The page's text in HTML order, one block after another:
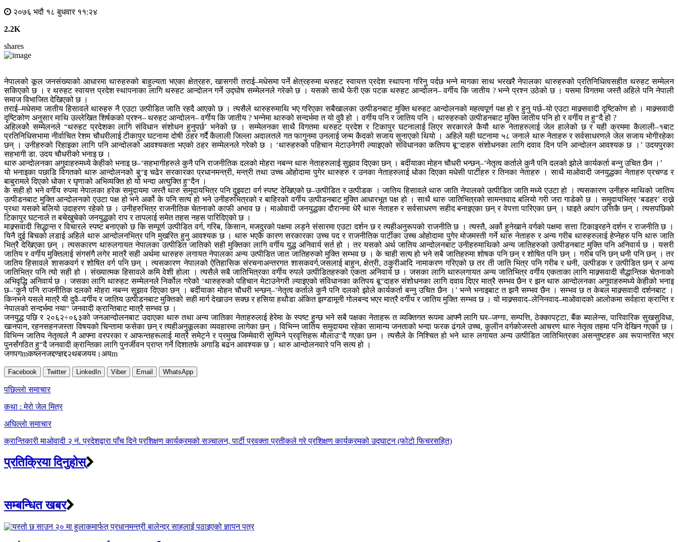
२०७६ भदौ १८ बुधवार ११:२४
2.2K
shares
नेपालको कूल जनसंख्याको आधारमा थारुहरुको बाहुल्यता भएका क्षेत्रहरु, खासगरी तराई–मधेसमा पर्ने क्षेत्रहरुमा थरुहट स्वायत्त प्रदेश स्थापना गरिनु पर्दछ भन्ने मागका साथ भरखरै नेपालका थारुहरुको प्रतिनिधित्वसहीत थरुहट सम्मेलन
सकिएको छ । र थरुहट स्वायत्त प्रदेश स्थापनाका लागि थरुहट आन्दोलन गर्ने उद्घोष सम्मेलनले गरेको छ । यसको साथै फेरी एक पटक थरुहट आन्दोलन– वर्गीय कि जातीय ? भन्ने प्रश्न उठेको छ । यसमा विगतमा जस्तै अहिले पनि नेपाली
समाज विभाजित देखिएको छ ।
तराई–मधेसमा जातीय हिसावले थारुहरु नै एउटा उत्पीडित जाति रहदै आएको छ । त्यसैले थारुहरुमाथि भए गरिएका सबैखालका उत्पीडनबाट मुक्ति थरुहट आन्दोलनको महत्वपूर्ण पक्ष हो र हुनु पर्छ–यो एउटा माक्र्सवादी दृष्टिकोण हो । माक्र्सवादी
दृष्टिकोण अनुसार माथि उल्लेखित शिर्षकको प्रश्न– थरुहट आन्दोलन– वर्गीय कि जातीय ? भन्नेमा थारुको सन्दर्भमा त यो दुवै हो । वर्गीय पनि र जातिय पनि । थारुहरुको उत्पीडनबाट मुक्ति जातीय पनि हो र वर्गीय त हु“दै हो ?
अहिलकोे सम्मेलनले “थरुहट प्रदेशका लागि संविधान संशोधन हुनुपर्छ’ भनेको छ । सम्मेलनका साथै विगतमा थरुहट प्रदेश र टिकापुर घटनालाई लिएर सरकारले कैयौ थारु नेताहरुलाई जेल हालेको छ र यही क्रममा कैलाली–१बाट
प्रतिनिधिसभामा नीर्वाचित रेशम चौधरीलाई टीकापुर घटनामा दोषी ठहर गर्दै कैलाली जिल्ला अदालतले गत फागुनमा उनलाई जन्म कैदको सजाय सुनाएको थियो । अहिले यही घटनामा ५८ जनाले थारु नेताहरु र सर्वसाधरणले जेल सजाय भोगीरहेका
छन् । उनीहरुको रिहाइका लागि पनि आन्दोलको आवश्यकता भएको ठहर सम्मेलनले गरेको छ । ‘थारुहरुको पहिचान मेटाउनेगरी ल्याइएको संविधानका कतिपय बू“दाहरु संशोधनका लागि दवाव दिन पनि आन्दोलन आवश्यक छ ।’ उदयपुरका
सहभागी डा. उदय चौधरीको भनाइ छ ।
थारु आन्दोलनका अगुवाहरुमध्ये केहीको भनाइ छ–‘सहभागीहरुले कुनै पनि राजनीतिक दलको मोहरा नबन्न थारु नेताहरुलाई सुझाव दिएका छन् । बर्दीयाका मोहन चौधरी भन्छन्–‘नेतृत्व कर्ताले कुनै पनि दलको झोले कार्यकर्ता बन्नु उचित छैन ।’
यो भनाइका पछाडि विगतको थारु आन्दोलनको बु“इ चढेर सरकारका प्रधानमन्त्री, मन्त्री तथा उच्च ओहोदामा पुगेर थारुहरु र उनका नेताहरुलाई धोका दिएका मधेसी पार्टीहरु र तिनका नेताहरु । साथै माओवादी जनयुद्धका नेताहरु प्रचण्ड र
बाबुरामले दिएको धोका र घृणाको अभिव्यक्ति हो यो भन्दा अत्युक्ति हु“दैन ।
के सही हो भने वर्गीय रुपमा नेपालका हरेक समुदायमा जस्तै थारु समुदायभित्र पनि दुइवटा वर्ग स्पष्ट देखिएको छ–उत्पीडित र उत्पीडक । जातिय हिसावले थारु जाति नेपालको उत्पीडित जाति मध्ये एउटा हो । त्यसकारण उनीहरु माथिको जातिय
उत्पीडनबाट मुक्ति आन्दोलनको एउटा पक्ष हो भने अर्को के पनि सत्य हो भने उनीहरुभित्रको र बाहिरको वर्गीय उत्पीडनबाट मुक्ति आधारभूत पक्ष हो । साथै थारु जातिभित्रको सामन्तवाद बलियो गरी जरा गाडेको छ । समुदायभित्र ‘बडहर’ राख्ने
प्रथा यसको बलियो उदाहरण रहेको छ । उनीहरुभित्र राजनीतिक चेतनाको काफी अभाव छ । माओवादी जनयुद्धका दौरानमा धेरै थारु नेताहरु र सर्वसाधरण सहीद बनाइएका छन् र वेपत्ता पारिएका छन् । घाइते अपांग उत्तिकै छन् । त्यसपछिको
टिकापुर घटनाले त बचेखुचेको जनयुद्धको राप र तापलाई समेत तहस नहस पारिदिएको छ ।
माक्र्सवादी सिद्धान्त र विचारले स्पष्ट बनाएको छ कि सम्पूर्ण उत्पीडित वर्ग, गरिब, किसान, मजदुरको पक्षमा लड्ने संसारमा एउटा दर्शन छ र त्यहीअनुरूपको राजनीति छ । त्यस्तै, अर्को हुनेखाने वर्गको पक्षमा सत्ता टिकाइरहने दर्शन र राजनीति छ ।
यिनै दुई बिचको लडाई अहिले थारु आन्दोलनभित्र पनि मुखरित हुनु आवश्यक छ । थारु भएकै कारण सरकारका उच्च पद र राजनीतिक पार्टीका उच्च ओहोदामा पुगेर मोजमस्ती गर्ने थारु नेताहरु र अन्य गरीब थारुहरुलाई हेप्नेहरु पनि थारु जाति
भित्रै देखिएका छन् । त्यसकारण थारुलगायत नेपालका उत्पीडित जातिको सही मुक्तिका लागि वर्गीय युद्ध अनिवार्य सर्त हो । तर यसको अर्थ जातिय आन्दोलनबाट उनीहरुमाथिको अन्य जातिहरुको उत्पीडनबाट मुक्ति पनि अनिवार्य छ । यसरी
जातिय र वर्गीय मुक्तिलाई संगसंगै लगेर मात्रै सही अर्थमा थारुहरु लगायत नेपालका अन्य उत्पीडित जात जातिहरुको मुक्ति सम्भव छ । के चाही सत्य हो भने सबै जातिहरुमा शोषक पनि छन् र शोषित पनि छन् । गरीब पनि छन् धनी पनि छन् । तर
जातिय हिसावले शासकवर्ग र शोषित वर्ग पनि छन् । त्यसकारण नेपालको ऐतिहासिक संरचनाअन्तरगत शासकवर्ग,जसलाई बाहुन, क्षेत्री, ठकुरीआदि नामाकरण गरिएको छ तर ती जाति भित्र पनि गरीब र धनी, उत्पीडक र उत्पीडित छन् र अन्य
जातिभित्र पनि त्यो सही हो । संख्यात्मक हिसावले कमि वेशी होला । त्यसैले सबै जातिभित्रका वर्गीय रुपले उत्पीडितहरुको एकता अनिवार्य छ । जसका लागि थारुलगायत अन्य जातिभित्र वर्गीय एकताका लागि माक्र्सवादी सैद्धान्तिक चेतनाको
अभिवृद्धि अनिवार्य छ । जसका लागि थारुहट सम्मेलनले निर्कोल गरेको ‘थारुहरुको पहिचान मेटाउनेगरी ल्याइएको संविधानका कतिपय बू“दाहरु संशोधनका लागि दवाव दिएर मात्रै सम्भव छैन र झन थारु आन्दोलनका अगुवाहरुमध्ये केहीको भनाइ
छ–‘कुनै पनि राजनीतिक दलको मोहरा नबन्न सुझाव दिएका छन् । बर्दीयाका मोहन चौधरी भन्छन्–‘नेतृत्व कर्ताले कुनै पनि दलको झोले कार्यकर्ता बन्नु उचित छैन ।’ भन्ने भनाइबाट त झनै सम्भव छैन । सम्भव छ त केबल माक्र्सवादी दर्शनबाट ।
किनभने यसले मात्रै यी दुवै–वर्गीय र जातिय उत्पीडनबाट मुक्तिको सही मार्ग देखाउन सक्छ र हसिया हथौडा अंकित झण्डामूनी गोलबन्द भएर मात्रै वर्गीय र जातिय मुक्ति सम्भव छ । यो माक्र्सवाद–लेनिनवाद–माओवादको आलोकमा सर्वहारा क्रान्ति र
नेपालको सन्दर्भमा नया“ जनवादी क्रान्तिबाट मात्रै सम्भव छ ।
जनयुद्ध पछि र २०६२÷०६३को जनआन्दोलनबाट उदाएका थारु तथा अन्य जातिका नेताहरुलाई हेरेमा के स्पष्ट हुन्छ भने सबै पक्षका नेताहरू त व्यक्तिगत रूपमा आफ्नै लागि घर–जग्गा, सम्पत्ति, ठेक्कापट्टा, बैंक ब्यालेन्स, पारिवारिक सुखसुविधा,
खानपान, रहनसहनजस्ता विषयको चिन्तामा फसेका छन् र त्यहीअनुकूलका व्यवहारमा लागेका छन् । विभिन्न जातिय समुदायमा रहेका सामान्य जनताको भन्दा फरक ढंगले उच्च, कुलीन वर्गकोजस्तो आचरण थारु नेतृत्व तहमा पनि देखिन गएको छ ।
विभिन्न जातिय नेतृत्वले नै आफ्ना वरपरका र आफन्तहरूलाई मात्रै समेट्ने र प्रमुख जिम्मेवारी सुम्पिने प्रवृत्तिहरू मौलाउ“दै गएका छन । त्यसैले के निश्चित हो भने थारु लगायत अन्य उत्पीडित जातिभित्रका असन्तुष्टहरु अव रूपान्तरित भएर
पुनर्संगठित हु“दै जनवादी क्रान्तिका लागि पुनर्जीवन प्राप्त गर्ने दिशातर्फ अगाडि बढन आवश्यक छ । थारु आन्दोलनवारे पनि सत्य हो ।
जगपगmकष्लनजद्दण्ज्ञद्द२थबजयय।अयm
Facebook Twitter LinkedIn Viber Email WhatsApp
Post
navigation
पछिल्लाे समाचार
कथा : मेरो जेल मित्र
अघिल्लाे समाचार
क्रान्तिकारी माओवादी २ नं. प्रदेशद्वारा पाँच दिने प्रशिक्षण कार्यक्रमको सञ्चालन, पार्टी प्रवक्ता प्रतीकले गरे प्रशिक्षण कार्यक्रमको उद्घाटन (फोटो फिचरसहित)
प्रतिक्रिया दिनुहोस्
सम्बन्धित खबर